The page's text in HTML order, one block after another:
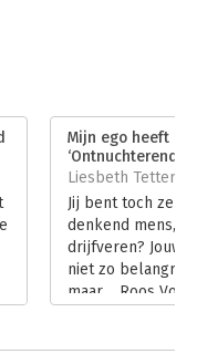
Mijn ego heeft
‘Ontnuchterend
Liesbeth Tettero
Jij bent toch
denkend mens,
drijfveren? Jouw
niet zo
maar… Roos